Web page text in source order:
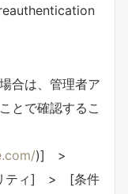
合は、管理者ア
とで確認するこ
)] >
ティ] > [条件